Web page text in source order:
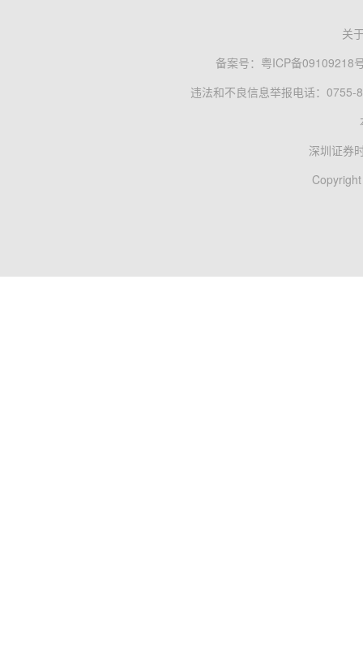
关
备案号： 粤ICP备09109218
违法和不良信息举报电话：0755-
深圳证券